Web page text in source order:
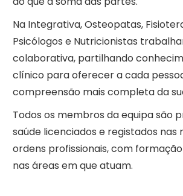
Na Integrativa, Osteopatas,
Psicólogos e Nutricionistas
colaborativa, partilhando
clínico para oferecer a cada
compreensão mais completa da
Todos os membros da equipa são
saúde licenciados e registados nas
ordens profissionais, com
nas áreas em que atuam.